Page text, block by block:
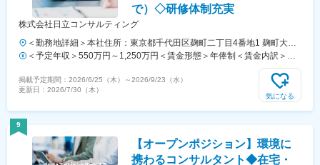
で）◇研修体制充実
株式会社日立コンサルティング
＜勤務地詳細＞本社住所：東京都千代田区麹町二丁目4番地1 麹町大通
りビル勤務地最寄駅：東京メトロ線／半蔵門駅受動喫煙対策：屋内全面
禁煙変更の範囲：在宅勤務及びサテライトオフィス勤務制度に定める就
業場所を含む
＜予定年収＞550万円～1,250万円＜賃金形態＞年俸制＜賃金内訳＞年
額（基本給）：5,500,000円～12,500,000円＜月額＞458,333円～
1,041,666円（12分割）＜昇給有無＞有＜残業手当＞無＜給与補足＞経
験・スキルを考慮のうえ、当社規定により優遇■賞与：年俸とは別に年
でも目安の金額であり、選考を通じて上下する可能性があります。月給
(月額)は固定手当を含めた表記です。
掲載予定期間： 2026/6/25（木） ～2026/9/23（水）
更新日： 2026/7/30（木）
気になる
9
【オープンポジション】環境に
携わるコンサルタント◆在宅・